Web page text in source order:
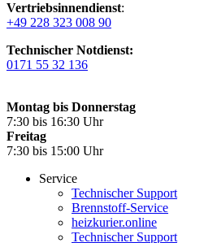
Vertriebsinnendienst:
+49 228 323 008 90
Technischer Notdienst:
0171 55 32 136
Montag bis Donnerstag
7:30 bis 16:30 Uhr
Freitag
7:30 bis 15:00 Uhr
Service
Technischer Support
Brennstoff-Service
heizkurier.online
Technischer Support